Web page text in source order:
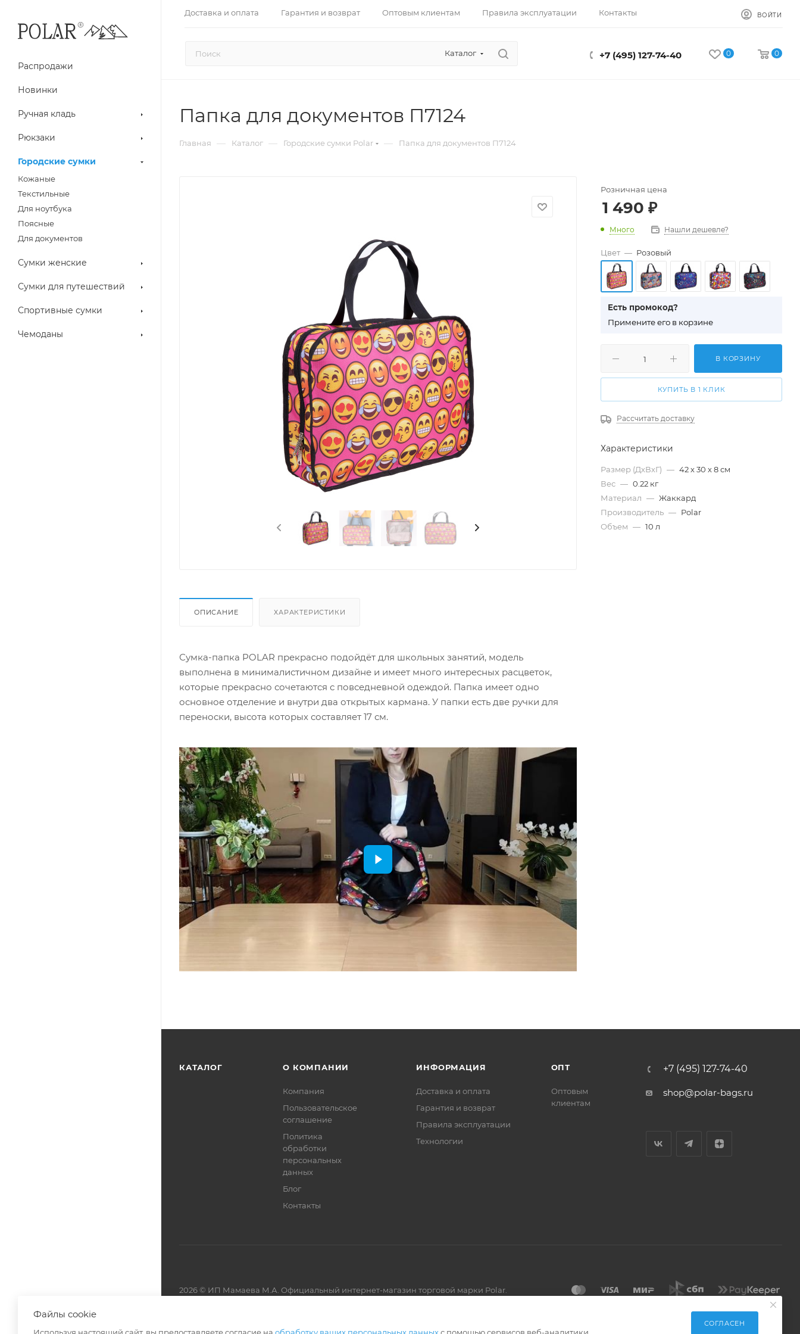
Доставка и оплата Гарантия и возврат Оптовым клиентам Правила эксплуатации Контакты ВОЙТИ
Каталог +7 (495) 127-74-40 0 0
Распродажи
Новинки
Ручная кладь
Рюкзаки
Городские сумки
Кожаные
Текстильные
Для ноутбука
Поясные
Для документов
Сумки женские
Сумки для путешествий
Спортивные сумки
Чемоданы
Папка для документов П7124
Главная — Каталог — Городские сумки Polar — Папка для документов П7124
ОПИСАНИЕ ХАРАКТЕРИСТИКИ
Сумка-папка POLAR прекрасно подойдёт для школьных занятий, модель
выполнена в минималистичном дизайне и имеет много интересных расцветок,
которые прекрасно сочетаются с повседневной одеждой. Папка имеет одно
основное отделение и внутри два открытых кармана. У папки есть две ручки для
переноски, высота которых составляет 17 см.
Розничная цена
1 490 ₽
Много Нашли дешевле?
Цвет — Розовый
Есть промокод?
Примените его в корзине
В КОРЗИНУ
КУПИТЬ В 1 КЛИК
Рассчитать доставку
Характеристики
Размер (ДхВхГ) — 42 х 30 х 8 см
Вес — 0.22 кг
Материал — Жаккард
Производитель — Polar
Объем — 10 л
КАТАЛОГ О КОМПАНИИ
Компания
Пользовательское
соглашение
Политика
обработки
персональных
данных
Блог
Контакты
ИНФОРМАЦИЯ
Доставка и оплата
Гарантия и возврат
Правила эксплуатации
Технологии
ОПТ
Оптовым
клиентам
+7 (495) 127-74-40
shop@polar-bags.ru
2026 © ИП Мамаева М.А. Официальный интернет-магазин торговой марки Polar.
Файлы cookie
Используя настоящий сайт, вы предоставляете согласие на обработку ваших персональных данныхс помощью сервисов веб-аналитики.
СОГЛАСЕН